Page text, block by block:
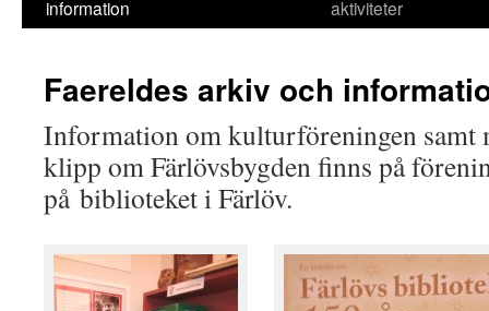
information
aktiviteter
Faereldes arkiv och
Information om kulturföreningen samt
klipp om Färlövsbygden finns på
på biblioteket i Färlöv.